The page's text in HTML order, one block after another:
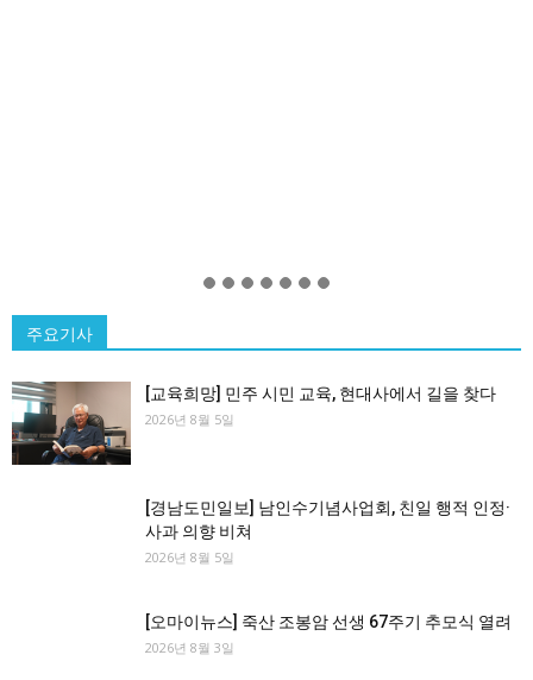
주요기사
[교육희망] 민주 시민 교육, 현대사에서 길을 찾다
2026년 8월 5일
[경남도민일보] 남인수기념사업회, 친일 행적 인정·
사과 의향 비쳐
2026년 8월 5일
[오마이뉴스] 죽산 조봉암 선생 67주기 추모식 열려
2026년 8월 3일